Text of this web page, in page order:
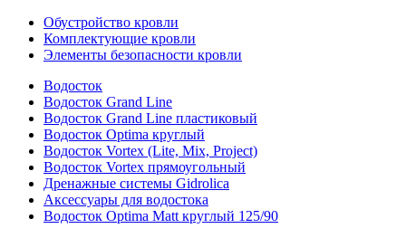
Обустройство кровли
Комплектующие кровли
Элементы безопасности кровли
Водосток
Водосток Grand Line
Водосток Grand Line пластиковый
Водосток Optima круглый
Водосток Vortex (Lite, Mix, Project)
Водосток Vortex прямоугольный
Дренажные системы Gidrolica
Аксессуары для водостока
Водосток Optima Matt круглый 125/90